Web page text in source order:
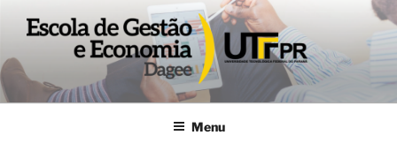
conteúdo
DAGEE
Departamento acadêmico de Gestão e Economia UTFPR
Menu